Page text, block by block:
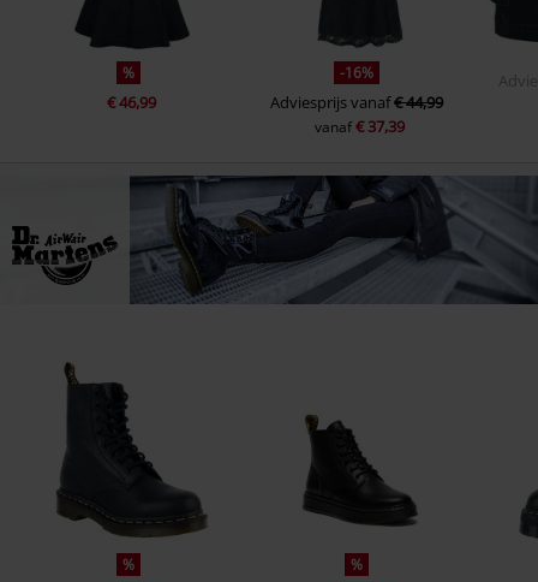
%
€ 46,99
-16%
Adviesprijsvanaf€ 44,99
vanaf€ 37,39
% %